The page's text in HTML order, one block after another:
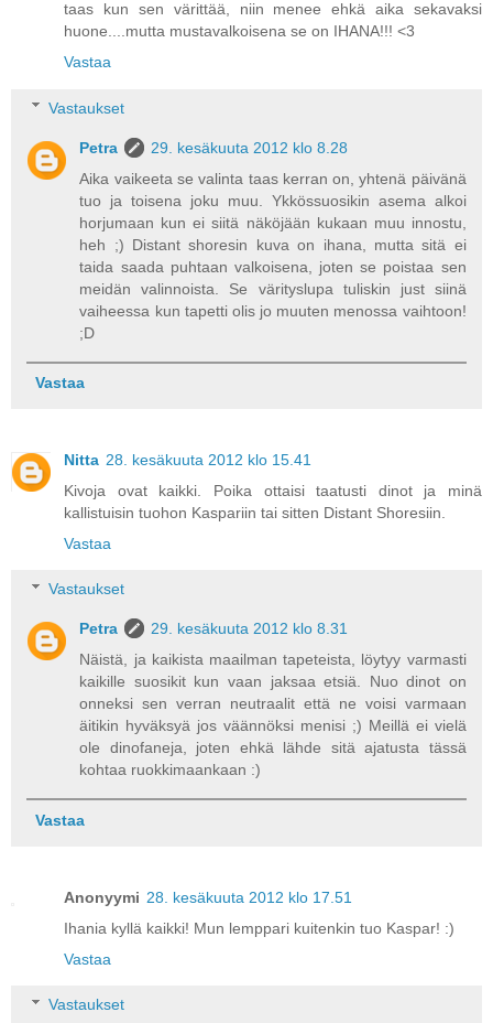
taas kun sen värittää, niin menee ehkä aika sekavaksi
huone....mutta mustavalkoisena se on IHANA!!! <3
Vastaa
Vastaukset
Petra
29. kesäkuuta 2012 klo 8.28
Aika vaikeeta se valinta taas kerran on, yhtenä päivänä
tuo ja toisena joku muu. Ykkössuosikin asema alkoi
horjumaan kun ei siitä näköjään kukaan muu innostu,
heh ;) Distant shoresin kuva on ihana, mutta sitä ei
taida saada puhtaan valkoisena, joten se poistaa sen
meidän valinnoista. Se värityslupa tuliskin just siinä
vaiheessa kun tapetti olis jo muuten menossa vaihtoon!
;D
Vastaa
Nitta 28. kesäkuuta 2012 klo 15.41
Kivoja ovat kaikki. Poika ottaisi taatusti dinot ja minä
kallistuisin tuohon Kaspariin tai sitten Distant Shoresiin.
Vastaa
Vastaukset
Petra
29. kesäkuuta 2012 klo 8.31
Näistä, ja kaikista maailman tapeteista, löytyy varmasti
kaikille suosikit kun vaan jaksaa etsiä. Nuo dinot on
onneksi sen verran neutraalit että ne voisi varmaan
äitikin hyväksyä jos väännöksi menisi ;) Meillä ei vielä
ole dinofaneja, joten ehkä lähde sitä ajatusta tässä
kohtaa ruokkimaankaan :)
Vastaa
Anonyymi 28. kesäkuuta 2012 klo 17.51
Ihania kyllä kaikki! Mun lemppari kuitenkin tuo Kaspar! :)
Vastaa
Vastaukset